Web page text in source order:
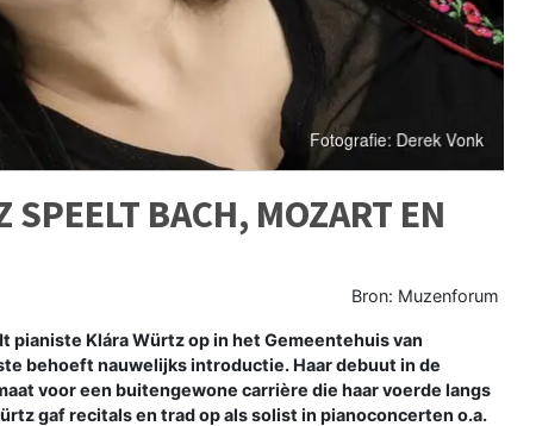
BACH, MOZART EN
Bron: Muzenforum
pianiste Klára Würtz op in het Gemeentehuis van
behoeft nauwelijks introductie. Haar debuut in de
voor een buitengewone carrière die haar voerde langs
gaf recitals en trad op als solist in pianoconcerten o.a.